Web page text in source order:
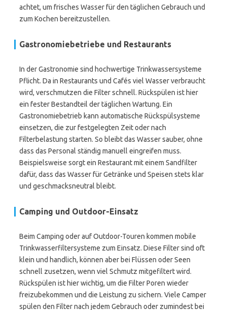
achtet, um frisches Wasser für den täglichen Gebrauch und
zum Kochen bereitzustellen.
Gastronomiebetriebe und Restaurants
In der Gastronomie sind hochwertige Trinkwassersysteme
Pflicht. Da in Restaurants und Cafés viel Wasser verbraucht
wird, verschmutzen die Filter schnell. Rückspülen ist hier
ein fester Bestandteil der täglichen Wartung. Ein
Gastronomiebetrieb kann automatische Rückspülsysteme
einsetzen, die zur festgelegten Zeit oder nach
Filterbelastung starten. So bleibt das Wasser sauber, ohne
dass das Personal ständig manuell eingreifen muss.
Beispielsweise sorgt ein Restaurant mit einem Sandfilter
dafür, dass das Wasser für Getränke und Speisen stets klar
und geschmacksneutral bleibt.
Camping und Outdoor-Einsatz
Beim Camping oder auf Outdoor-Touren kommen mobile
Trinkwasserfiltersysteme zum Einsatz. Diese Filter sind oft
klein und handlich, können aber bei Flüssen oder Seen
schnell zusetzen, wenn viel Schmutz mitgefiltert wird.
Rückspülen ist hier wichtig, um die Filter Poren wieder
freizubekommen und die Leistung zu sichern. Viele Camper
spülen den Filter nach jedem Gebrauch oder zumindest bei